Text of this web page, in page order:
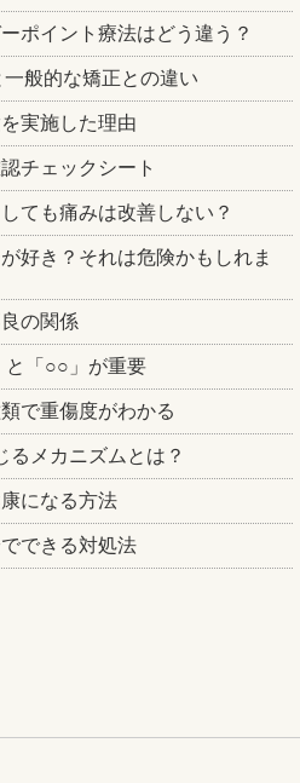
ポイント療法はどう違う？
般的な矯正との違い
実施した理由
チェックシート
ても痛みは改善しない？
好き？それは危険かもしれま
の関係
と「○○」が重要
で重傷度がわかる
るメカニズムとは？
になる方法
できる対処法